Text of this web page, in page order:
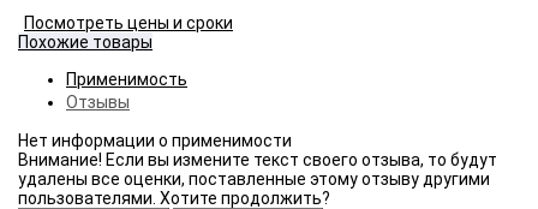
Посмотреть цены и сроки
Похожие товары
Применимость
Отзывы
Нет информации о применимости
Внимание! Если вы измените текст своего отзыва, то будут
удалены все оценки, поставленные этому отзыву другими
пользователями. Хотите продолжить?